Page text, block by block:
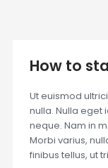
How to
Ut euismod
nulla. Nulla eget
neque. Nam in
Morbi varius,
finibus tellus, ut